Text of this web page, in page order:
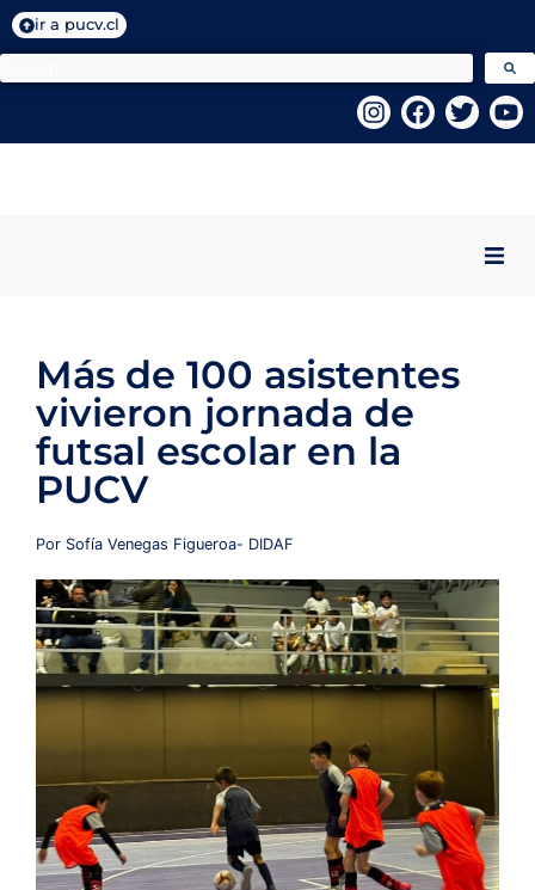
ir a pucv.cl
Quiénes Somos
Programas VcM
Centros PUCV
Fondo Concursable
Recursos
Más de 100 asistentes
vivieron jornada de
futsal escolar en la
PUCV
Por Sofía Venegas Figueroa- DIDAF